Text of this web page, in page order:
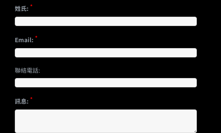
姓氏: *
Email: *
聯絡電話:
訊息: *